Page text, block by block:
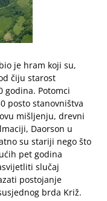
je hram koji su,
čiju starost
godina. Potomci
posto stanovništva
mišljenju, drevni
Daorson u
su stariji nego što
pet godina
slučaj
postojanje
brda Križ.